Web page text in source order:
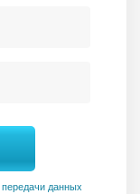
передачи данных